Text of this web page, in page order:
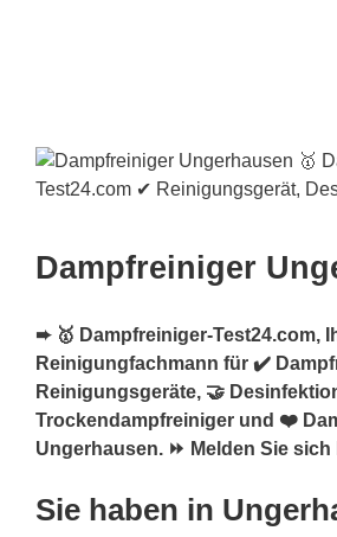
Dampfreiniger
➨ 🥇 Dampfreiniger-Test24.com,
Reinigungfachmann für ✔️
Reinigungsgeräte, 🤝
Trockendampfreiniger und ❤️
Ungerhausen. ⏩ Melden Sie
Sie haben in